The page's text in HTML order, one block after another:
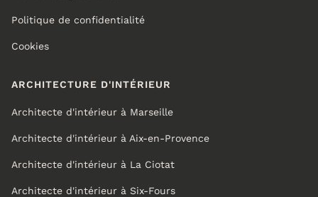
Politique de confidentialité
Cookies
ARCHITECTURE D'INTÉRIEUR
Architecte d'intérieur à Marseille
Architecte d'intérieur à Aix-en-Provence
Architecte d'intérieur à La Ciotat
Architecte d'intérieur à Six-Fours